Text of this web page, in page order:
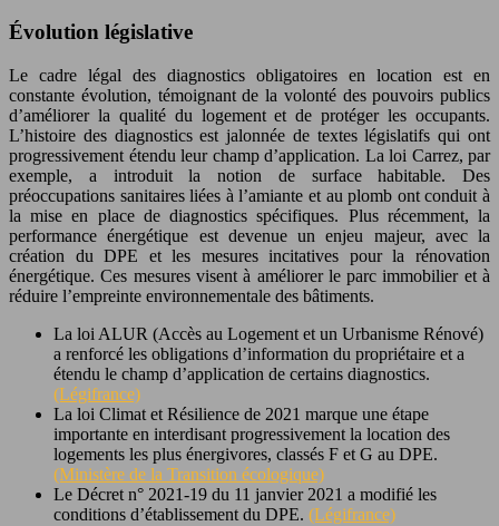
Évolution législative
Le cadre légal des diagnostics obligatoires en location est en
constante évolution, témoignant de la volonté des pouvoirs publics
d’améliorer la qualité du logement et de protéger les occupants.
L’histoire des diagnostics est jalonnée de textes législatifs qui ont
progressivement étendu leur champ d’application. La loi Carrez, par
exemple, a introduit la notion de surface habitable. Des
préoccupations sanitaires liées à l’amiante et au plomb ont conduit à
la mise en place de diagnostics spécifiques. Plus récemment, la
performance énergétique est devenue un enjeu majeur, avec la
création du DPE et les mesures incitatives pour la rénovation
énergétique. Ces mesures visent à améliorer le parc immobilier et à
réduire l’empreinte environnementale des bâtiments.
La loi ALUR (Accès au Logement et un Urbanisme Rénové)
a renforcé les obligations d’information du propriétaire et a
étendu le champ d’application de certains diagnostics.
(Légifrance)
La loi Climat et Résilience de 2021 marque une étape
importante en interdisant progressivement la location des
logements les plus énergivores, classés F et G au DPE.
(Ministère de la Transition écologique)
Le Décret n° 2021-19 du 11 janvier 2021 a modifié les
conditions d’établissement du DPE. (Légifrance)